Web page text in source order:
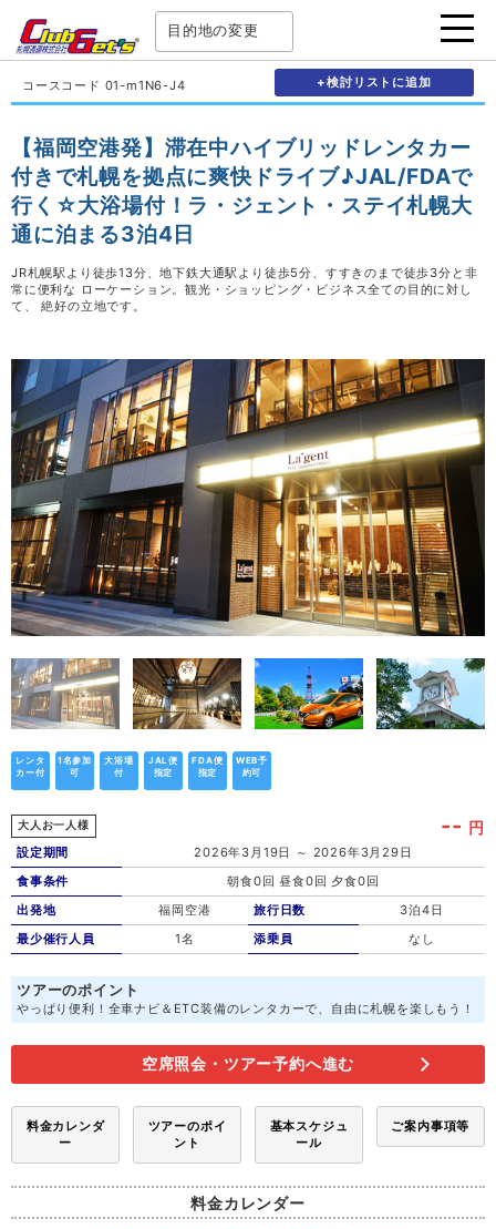
目的地の変更
コースコード 01-m1N6-J4 +検討リストに追加
【福岡空港発】滞在中ハイブリッドレンタカー
付きで札幌を拠点に爽快ドライブ♪JAL/FDAで
行く☆大浴場付！ラ・ジェント・ステイ札幌大
通に泊まる3泊4日
JR札幌駅より徒歩13分、地下鉄大通駅より徒歩5分、すすきのまで徒歩3分と非
常に便利な ローケーション。観光・ショッピング・ビジネス全ての目的に対し
て、 絶好の立地です。
レンタ
カー付
1名参加
可
大浴場
付
JAL便
指定
FDA便
指定
WEB予
約可
大人お一人様 -- 円
設定期間
2026年3月19日 ～ 2026年3月29日
食事条件
朝食0回 昼食0回 夕食0回
出発地
福岡空港
最少催行人員
1名
旅行日数
3泊4日
添乗員
なし
ツアーのポイント
やっぱり便利！全車ナビ＆ETC装備のレンタカーで、自由に札幌を楽しもう！
空席照会・ツアー予約へ進む
料金カレンダ
ー
ツアーのポイ
ント
基本スケジュ
ール
ご案内事項等
料金カレンダー